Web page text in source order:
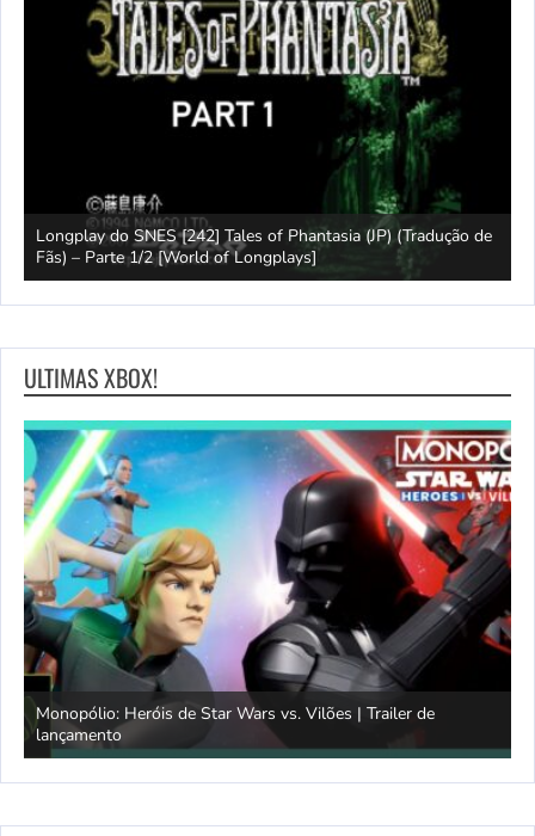
Longplay do SNES [242] Tales of Phantasia (JP) (Tradução de
Fãs) – Parte 1/2 [World of Longplays]
ULTIMAS XBOX!
Monopólio: Heróis de Star Wars vs. Vilões | Trailer de
lançamento